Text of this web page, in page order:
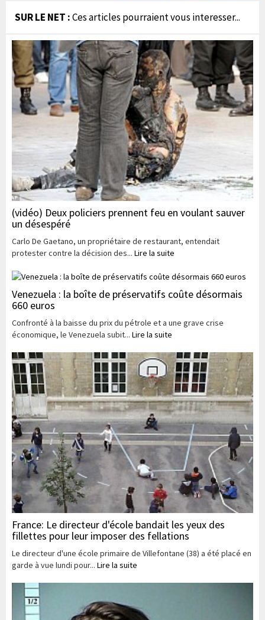
SUR LE NET :Ces articles pourraient vous interesser...
(vidéo) Deux policiers prennent feu en voulant sauver
un désespéré
Carlo De Gaetano, un propriétaire de restaurant, entendait
protester contre la décision des... Lire la suite
Venezuela : la boîte de préservatifs coûte désormais
660 euros
Confronté à la baisse du prix du pétrole et a une grave crise
économique, le Venezuela subit... Lire la suite
France: Le directeur d'école bandait les yeux des
fillettes pour leur imposer des fellations
Le directeur d'une école primaire de Villefontane (38) a été placé en
garde à vue lundi pour... Lire la suite